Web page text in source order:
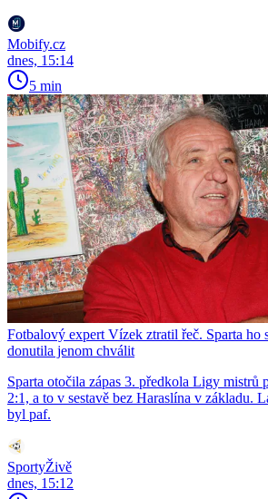
Mobify.cz
dnes, 15:14
5 min
Fotbalový expert Vízek ztratil řeč. Sparta ho
donutila jenom chválit
Sparta otočila zápas 3. předkola Ligy mistrů
2:1, a to v sestavě bez Haraslína v základu.
byl paf.
SportyŽivě
dnes, 15:12